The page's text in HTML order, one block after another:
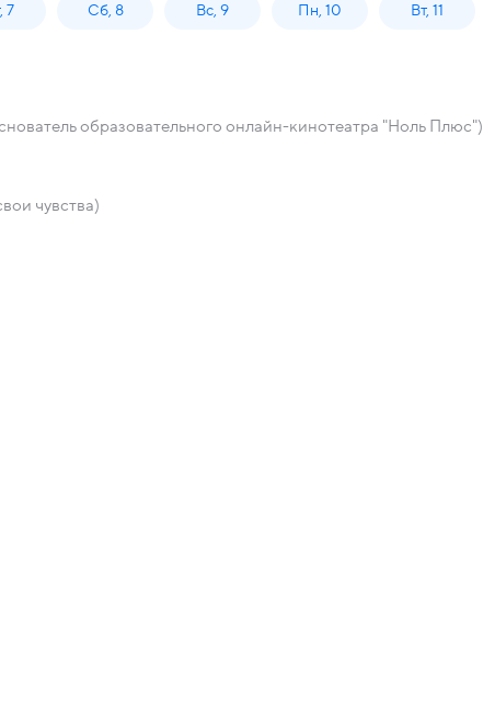
7 Сб, 8 Вс, 9 Пн, 10 Вт, 11
образовательного онлайн-кинотеатра "Ноль Плюс")
чувства)